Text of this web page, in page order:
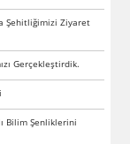
Şehitliğimizi Ziyaret
Gerçekleştirdik.
Bilim Şenliklerini